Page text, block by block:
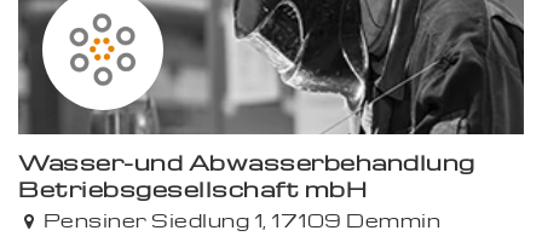
Wasser-und Abwasserbehandlung
Betriebsgesellschaft mbH
Pensiner Siedlung 1, 17109 Demmin